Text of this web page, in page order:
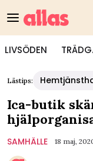
LIVSÖDEN
Lästips:
Ica-butik
SAMHÄLLE 18 maj,